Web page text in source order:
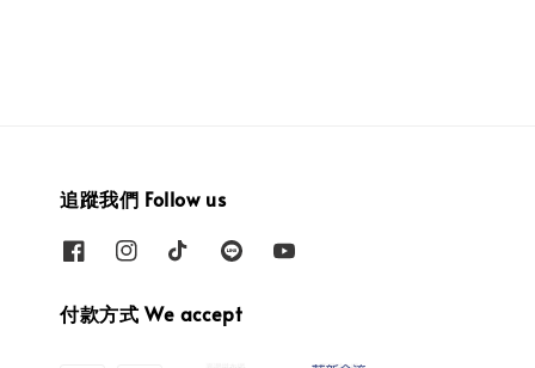
追蹤我們 Follow us
付款方式 We accept